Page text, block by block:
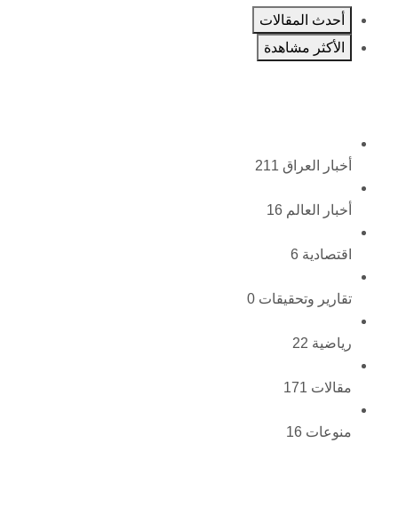
أحدث المقالات
الأكثر مشاهدة
أخبار العراق 211
أخبار العالم 16
اقتصادية 6
تقارير وتحقيقات 0
رياضية 22
مقالات 171
منوعات 16